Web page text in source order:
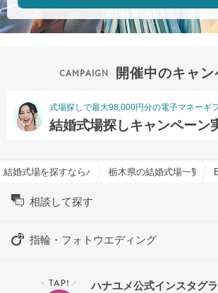
開催中のキャン
式場探しで最大98,000円分の電子マネーギ
結婚式場探しキャンペーン
結婚式場を探すならハナユメ栃木県の結婚式場一覧
相談して探す
指輪・フォトウエディング
＼ TAP! ／ ハナユメ公式インスタグ